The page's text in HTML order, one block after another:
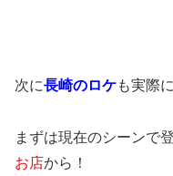
次に長崎のロケも実際
まずは現在のシーンで
お店から！